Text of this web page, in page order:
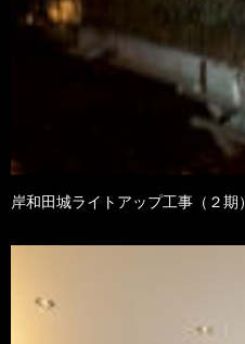
岸和田城ライトアップ工事（２期）